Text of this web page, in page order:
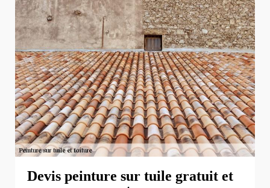
Devis peinture sur tuile gratuit et